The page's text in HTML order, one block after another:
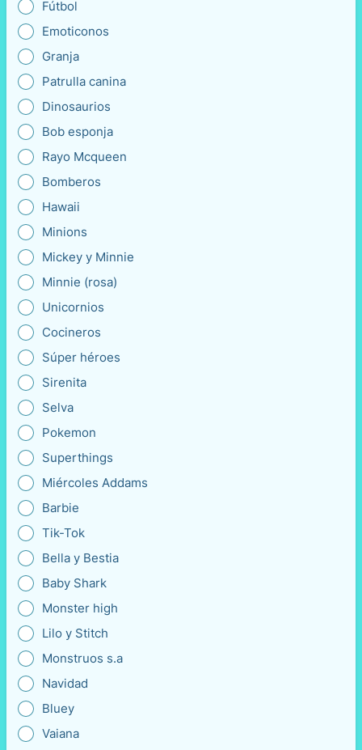
Fútbol
Emoticonos
Granja
Patrulla canina
Dinosaurios
Bob esponja
Rayo Mcqueen
Bomberos
Hawaii
Minions
Mickey y Minnie
Minnie (rosa)
Unicornios
Cocineros
Súper héroes
Sirenita
Selva
Pokemon
Superthings
Miércoles Addams
Barbie
Tik-Tok
Bella y Bestia
Baby Shark
Monster high
Lilo y Stitch
Monstruos s.a
Navidad
Bluey
Vaiana